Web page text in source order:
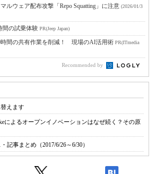
ルウェア配布攻撃「Repo Squatting」に注意 (2026/01/3
間の試乗体験 PR(Jeep Japan)
時間の共有作業を削減！ 現場のAI活用術 PR(ITmedia
Recommended by
えます
によるオープンイノベーションはなぜ続く？その原
記事まとめ（2017/6/26～6/30）